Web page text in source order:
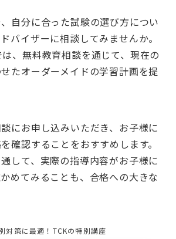
自分に合った試験の選び方につい
バイザーに相談してみませんか。
、無料教育相談を通じて、現在の
たオーダーメイドの学習計画を提
にお申し込みいただき、お子様に
確認することをおすすめします。
して、実際の指導内容がお子様に
めてみることも、合格への大きな
対策に最適！TCKの特別講座